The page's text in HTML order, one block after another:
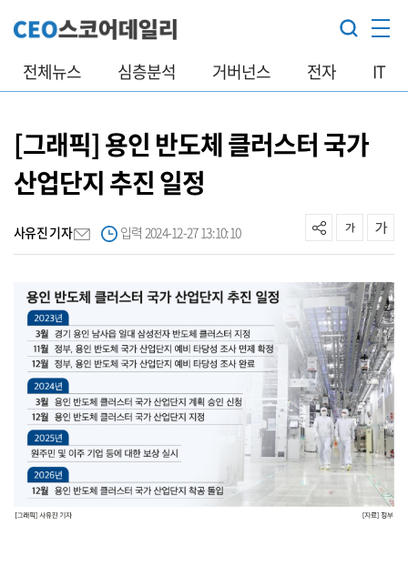
전체뉴스 심층분석 거버넌스 전자 IT
[그래픽] 용인 반도체 클러스터 국가
산업단지 추진 일정
사유진 기자 입력 2024-12-27 13:10:10